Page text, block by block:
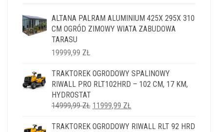
ALTANA PALRAM ALUMINIUM 425X 295X 310
CM OGRÓD ZIMOWY WIATA ZABUDOWA
TARASU
19999,99 ZŁ
TRAKTOREK OGRODOWY SPALINOWY
RIWALL PRO RLT102HRD – 102 CM, 17 KM,
HYDROSTAT
14999,99ZŁ PIERWOTNA
WYNOSIŁA:
11999,99 ZŁ
WYNOSI:
TRAKTOREK OGRODOWY RIWALL RLT 92 HRD